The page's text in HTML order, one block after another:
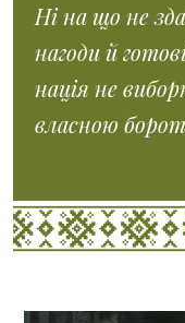
Ні на що не
нагоди й
нація не
власною